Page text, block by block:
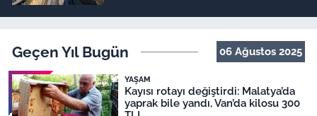
Geçen Yıl Bugün 06 Ağustos 2025
YAŞAM
Kayısı rotayı değiştirdi: Malatya’da
yaprak bile yandı, Van’da kilosu 300